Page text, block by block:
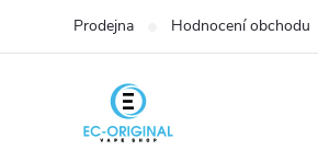
Prodejna Hodnocení obchodu